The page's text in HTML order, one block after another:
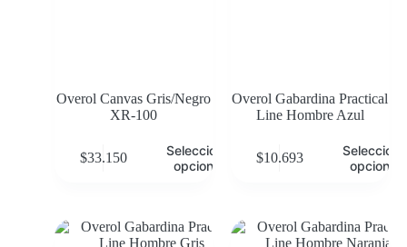
Overol Canvas Gris/Negro
XR-100
$33.150
Seleccionar
opciones
Overol Gabardina Practical
Line Hombre Azul
$10.693
opciones